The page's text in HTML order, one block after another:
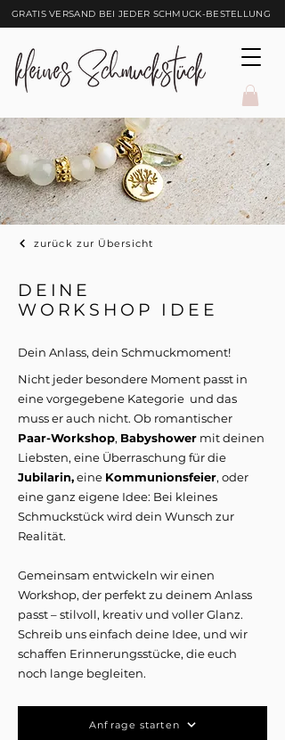
GRATIS VERSAND BEI JEDER SCHMUCK-BESTELLUNG
zurück zur Übersicht
DEINE
WORKSHOP IDEE
Dein Anlass, dein Schmuckmoment!
Nicht jeder besondere Moment passt in
eine vorgegebene Kategorie und das
muss er auch nicht. Ob romantischer
Paar-Workshop, Babyshower mit deinen
Liebsten, eine Überraschung für die
Jubilarin,eine Kommunionsfeier, oder
eine ganz eigene Idee: Bei kleines
Schmuckstück wird dein Wunsch zur
Realität.
Gemeinsam entwickeln wir einen
Workshop, der perfekt zu deinem Anlass
passt – stilvoll, kreativ und voller Glanz.
Schreib uns einfach deine Idee, und wir
schaffen Erinnerungsstücke, die euch
noch lange begleiten.
Anfrage starten